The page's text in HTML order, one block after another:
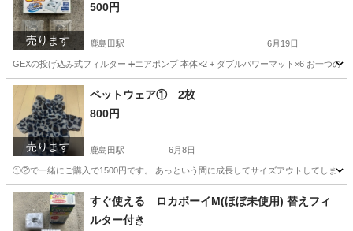
売ります
500円
鹿島田駅 6月19日
GEXの投げ込み式フィルター ➕エアポンプ 本体×2 + ダブルパワーマット×6 お一つの
神奈川 川崎市 鹿島田駅 その他
売ります
ペットウェア① 2枚
800円
鹿島田駅 6月8日
①②で一緒にご購入で1500円です。 あっという間に成長してサイズアウトしてしまっ
神奈川 川崎市 鹿島田駅 その他 よろしくお願いします
すぐ使える ロカボーイM(ほぼ未使用) 替えフィ
ルター付き